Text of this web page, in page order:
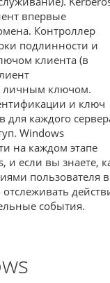
впервые
Контроллер
подлинности и
клиента (в
личным ключом.
и ключ
для каждого
Windows
на каждом этапе
и если вы знаете,
пользователя в
события.